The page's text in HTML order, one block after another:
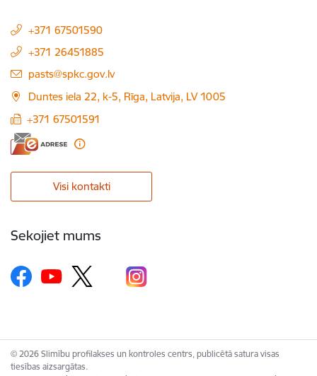
+371 67501590
+371 26451885
E-pasts:
pasts@spkc.gov.lv
Duntes iela 22, k-5, Rīga, Latvija, LV 1005
+371 67501591
Visi kontakti
Sekojiet mums
© 2026 Slimību profilakses un kontroles centrs, publicētā satura visas
tiesības aizsargātas.